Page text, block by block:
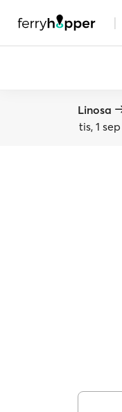
|
Linosa
tis, 1 sep